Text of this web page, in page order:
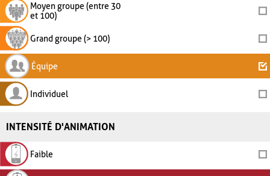
Moyen groupe (entre 30
et 100)
Grand groupe (> 100)
Équipe
Individuel
INTENSITÉ D'ANIMATION
Faible